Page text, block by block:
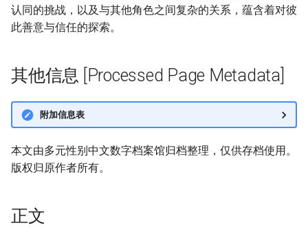
认同的挑战，以及与其他角色之间复杂的关系，蕴含着对彼
此善意与信任的探索。
其他信息 [Processed Page Metadata]
附加信息表
本文由多元性别中文数字档案馆归档整理，仅供存档使用。
版权归原作者所有。
正文